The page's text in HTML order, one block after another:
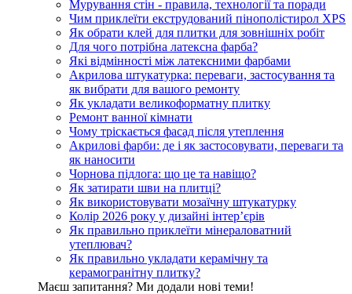
Мурування стін - правила, технології та поради
Чим приклеїти екструдований пінополістирол XPS
Як обрати клей для плитки для зовнішніх робіт
Для чого потрібна латексна фарба?
Які відмінності між латексними фарбами
Акрилова штукатурка: переваги, застосування та
як вибрати для вашого ремонту
Як укладати великоформатну плитку
Ремонт ванної кімнати
Чому тріскається фасад після утеплення
Акрилові фарби: де і як застосовувати, переваги та
як наносити
Чорнова підлога: що це та навіщо?
Як затирати шви на плитці?
Як використовувати мозаїчну штукатурку
Колір 2026 року у дизайні інтерʼєрів
Як правильно приклеїти мінераловатний
утеплювач?
Як правильно укладати керамічну та
керамогранітну плитку?
Маєш запитання? Ми додали нові теми!